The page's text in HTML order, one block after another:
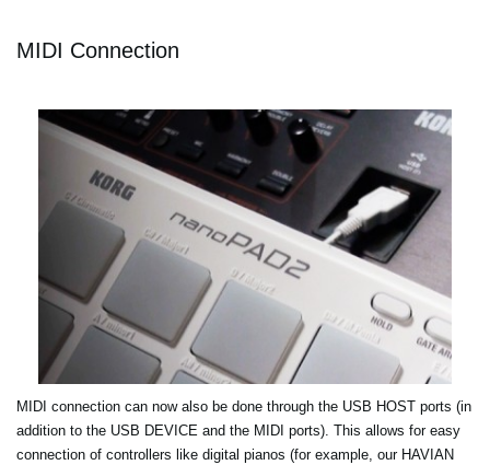
MIDI Connection
MIDI connection can now also be done through the USB HOST ports (in
addition to the USB DEVICE and the MIDI ports). This allows for easy
connection of controllers like digital pianos (for example, our HAVIAN